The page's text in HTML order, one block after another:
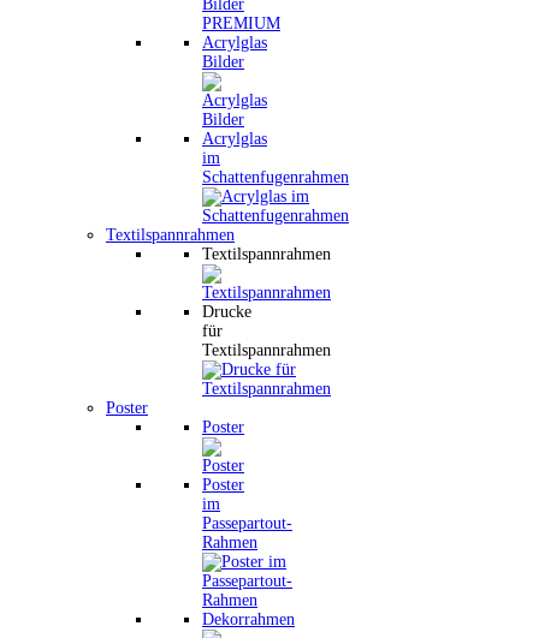
Acrylglas
Bilder
Acrylglas
im
Schattenfugenrahmen
Textilspannrahmen
Textilspannrahmen
Drucke
für
Textilspannrahmen
Poster
Poster
Poster
im
Passepartout-
Rahmen
Dekorrahmen